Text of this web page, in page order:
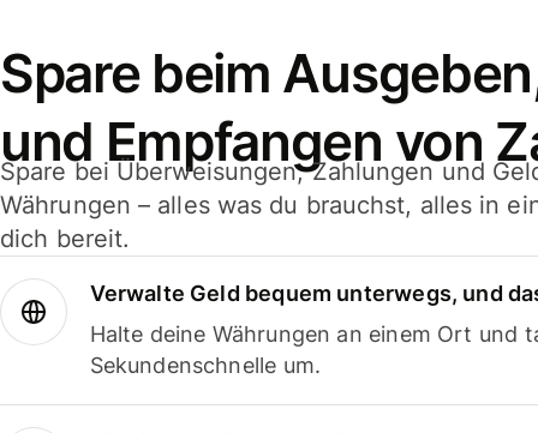
Spare beim
und Empfangen von
Spare bei Überweisungen, Zahlungen und
Währungen – alles was du brauchst, alles in
dich bereit.
Verwalte Geld bequem unterwegs, und
Halte deine Währungen an einem Ort und
Sekundenschnelle um.